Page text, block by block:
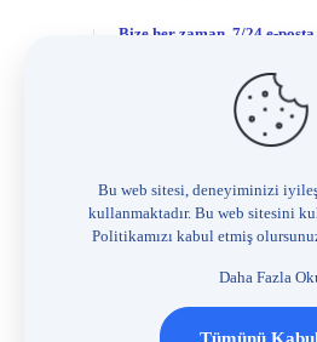
Bize her zaman, 7/24 e-
info@hanifisahin.com.tr
Hizmetlerimiz
Jinekoloji
Kadın
Genital
Bu web sitesi, deneyiminizi
kullanmaktadır. Bu web sitesini
Politikamızı kabul etmiş
Daha Fazla